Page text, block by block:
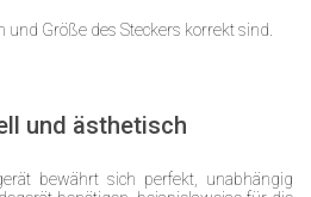
und Größe des Steckers korrekt sind.
und ästhetisch
bewährt sich perfekt, unabhängig